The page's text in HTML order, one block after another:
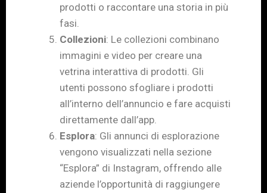
prodotti o raccontare una storia in più
fasi.
Collezioni: Le collezioni combinano
immagini e video per creare una
vetrina interattiva di prodotti. Gli
utenti possono sfogliare i prodotti
all’interno dell’annuncio e fare acquisti
direttamente dall’app.
Esplora: Gli annunci di esplorazione
vengono visualizzati nella sezione
“Esplora” di Instagram, offrendo alle
aziende l’opportunità di raggiungere